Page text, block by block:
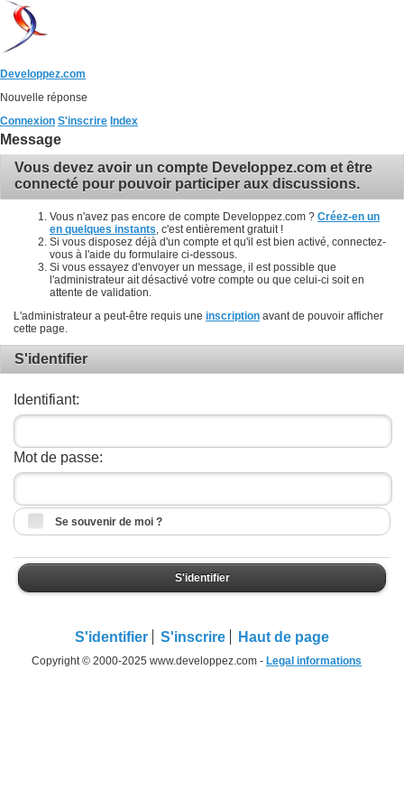
Developpez.com
Nouvelle réponse
Connexion S'inscrire Index
Message
Vous devez avoir un compte Developpez.com et être
connecté pour pouvoir participer aux discussions.
Vous n'avez pas encore de compte Developpez.com ? Créez-en un
en quelques instants , c'est entièrement gratuit !
Si vous disposez déjà d'un compte et qu'il est bien activé, connectez-
vous à l'aide du formulaire ci-dessous.
Si vous essayez d'envoyer un message, il est possible que
l'administrateur ait désactivé votre compte ou que celui-ci soit en
attente de validation.
L'administrateur a peut-être requis une inscription avant de pouvoir afficher
cette page.
S'identifier
Identifiant:
Mot de passe:
Se souvenir de moi ?
S'identifier
S'identifier S'inscrire Haut de page
Copyright © 2000-2025 www.developpez.com - Legal informations